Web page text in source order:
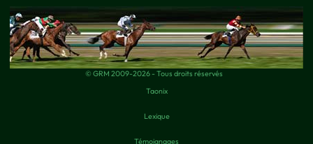
© GRM 2009-2026 - Tous droits réservés
Taonix
Lexique
Témoignages